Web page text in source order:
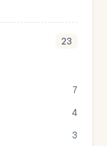
23
7
4
3